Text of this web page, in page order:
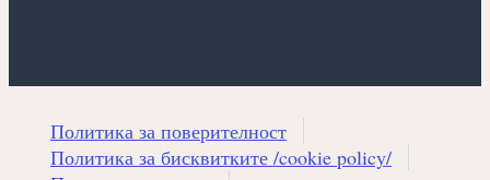
Политика за поверителност
Политика за бисквитките /cookie policy/